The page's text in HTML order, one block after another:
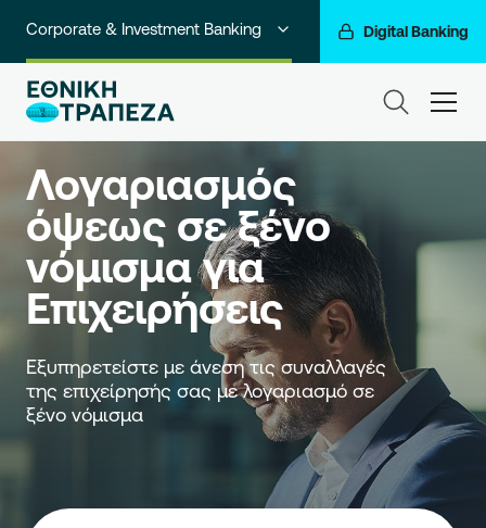
Corporate & Investment Banking Digital Banking
Ιδιώτες
Premium Banking
Private Banking
Business Banking
Go For More
Ο Όμιλός μας
Λογαριασμός
Λογαριασμός
όψεως σε ξένο
νόμισμα για
Επιχειρήσεις
Εξυπηρετείστε με άνεση τις συναλλαγές
της επιχείρησής σας με λογαριασμό σε
ξένο νόμισμα